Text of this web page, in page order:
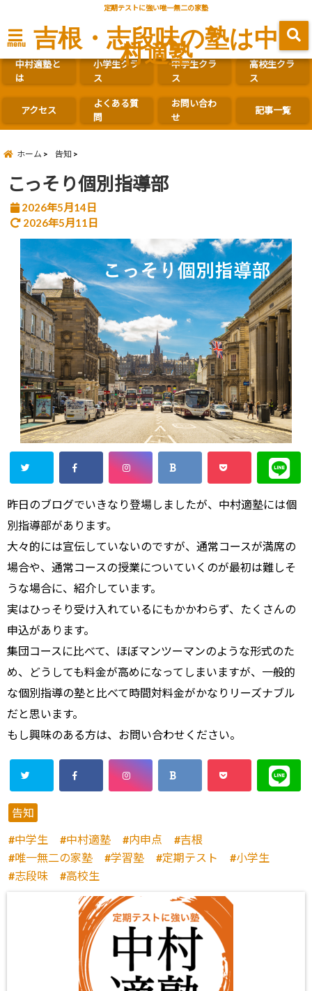
定期テストに強い唯一無二の家塾
menu 吉根・志段味の塾は中
村適塾
中村適塾と
は
小学生クラ
ス
中学生クラ
ス
高校生クラ
ス
アクセス
よくある質
問
お問い合わ
せ
記事一覧
ホーム 告知
こっそり個別指導部
2026年5月14日
2026年5月11日
昨日のブログでいきなり登場しましたが、中村適塾には個
別指導部があります。
大々的には宣伝していないのですが、通常コースが満席の
場合や、通常コースの授業についていくのが最初は難しそ
うな場合に、紹介しています。
実はひっそり受け入れているにもかかわらず、たくさんの
申込があります。
集団コースに比べて、ほぼマンツーマンのような形式のた
め、どうしても料金が高めになってしまいますが、一般的
な個別指導の塾と比べて時間対料金がかなりリーズナブル
だと思います。
もし興味のある方は、お問い合わせください。
告知
中学生
中村適塾 内申点
吉根
唯一無二の家塾
学習塾 定期テスト
小学生
志段味
高校生